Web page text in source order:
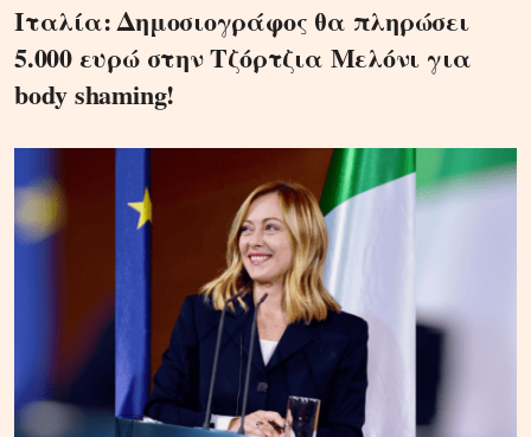
Ιταλία: Δημοσιογράφος θα πληρώσει
5.000 ευρώ στην Τζόρτζια Μελόνι για
body shaming!